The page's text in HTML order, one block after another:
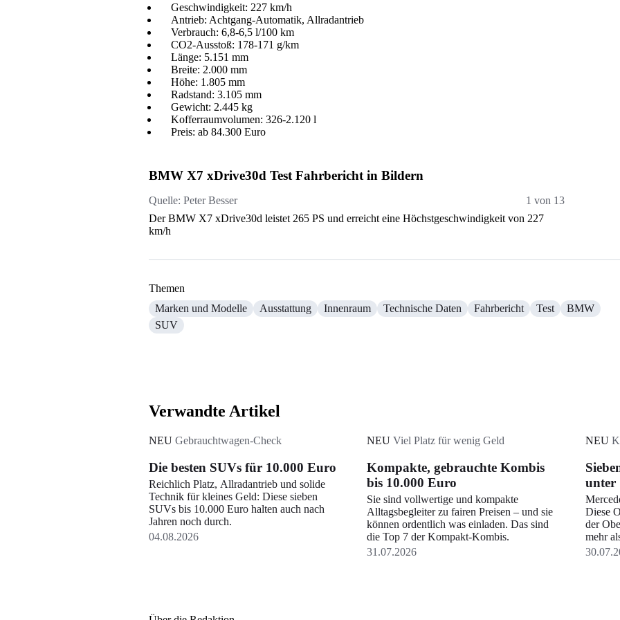
Geschwindigkeit: 227 km/h
Antrieb: Achtgang-Automatik, Allradantrieb
Verbrauch: 6,8-6,5 l/100 km
CO2-Ausstoß: 178-171 g/km
Länge: 5.151 mm
Breite: 2.000 mm
Höhe: 1.805 mm
Radstand: 3.105 mm
Gewicht: 2.445 kg
Kofferraumvolumen: 326-2.120 l
Preis: ab 84.300 Euro
BMW X7 xDrive30d Test Fahrbericht in Bildern
Quelle: Peter Besser
1 von 13
Der BMW X7 xDrive30d leistet 265 PS und erreicht eine Höchstgeschwindigkeit von 227
km/h
Themen
Marken und Modelle
Ausstattung Innenraum Technische Daten Fahrbericht Test
BMW
SUV
Verwandte Artikel
NEU Gebrauchtwagen-Check
Die besten SUVs für 10.000 Euro
Reichlich Platz, Allradantrieb und solide
Technik für kleines Geld: Diese sieben
SUVs bis 10.000 Euro halten auch nach
Jahren noch durch.
04.08.2026
NEU Viel Platz für wenig Geld
Kompakte, gebrauchte Kombis
bis 10.000 Euro
Sie sind vollwertige und kompakte
Alltagsbegleiter zu fairen Preisen – und sie
können ordentlich was einladen. Das sind
die Top 7 der Kompakt-Kombis.
31.07.2026
NEU
unter
Diese
der
mehr